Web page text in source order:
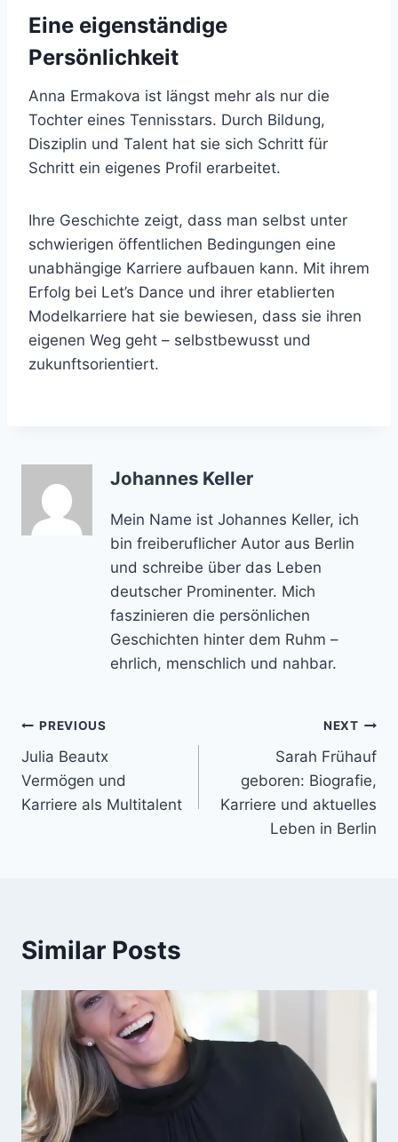
Eine eigenständige
Persönlichkeit
Anna Ermakova ist längst mehr als nur die
Tochter eines Tennisstars. Durch Bildung,
Disziplin und Talent hat sie sich Schritt für
Schritt ein eigenes Profil erarbeitet.
Ihre Geschichte zeigt, dass man selbst unter
schwierigen öffentlichen Bedingungen eine
unabhängige Karriere aufbauen kann. Mit ihrem
Erfolg bei Let’s Dance und ihrer etablierten
Modelkarriere hat sie bewiesen, dass sie ihren
eigenen Weg geht – selbstbewusst und
zukunftsorientiert.
Johannes Keller
Mein Name ist Johannes Keller, ich
bin freiberuflicher Autor aus Berlin
und schreibe über das Leben
deutscher Prominenter. Mich
faszinieren die persönlichen
Geschichten hinter dem Ruhm –
ehrlich, menschlich und nahbar.
Post
navigation
PREVIOUS
Julia Beautx
Vermögen und
Karriere als Multitalent
NEXT
Sarah Frühauf
geboren: Biografie,
Karriere und aktuelles
Leben in Berlin
Similar Posts